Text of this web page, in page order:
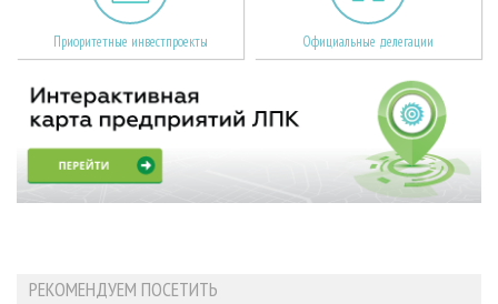
Приоритетные инвестпроекты Официальные делегации
РЕКОМЕНДУЕМ ПОСЕТИТЬ